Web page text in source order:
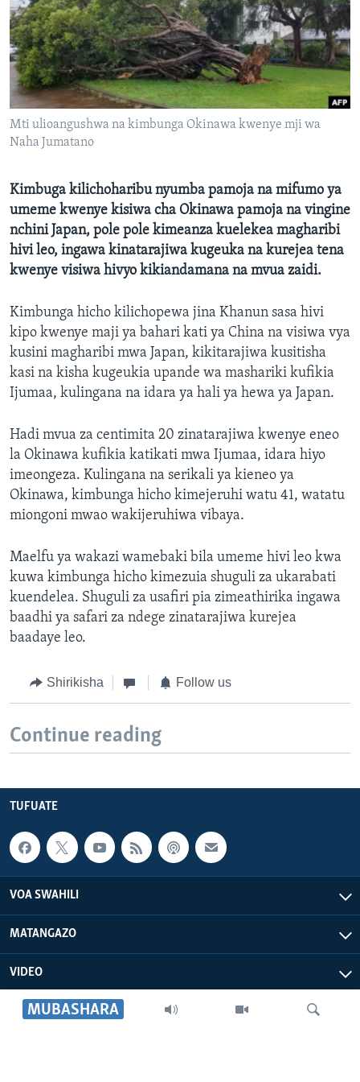
MUBASHARA
Mti ulioangushwa na kimbunga Okinawa kwenye mji wa
Naha Jumatano
Kimbuga kilichoharibu nyumba pamoja na mifumo ya
umeme kwenye kisiwa cha Okinawa pamoja na vingine
nchini Japan, pole pole kimeanza kuelekea magharibi
hivi leo, ingawa kinatarajiwa kugeuka na kurejea tena
kwenye visiwa hivyo kikiandamana na mvua zaidi.
Kimbunga hicho kilichopewa jina Khanun sasa hivi
kipo kwenye maji ya bahari kati ya China na visiwa vya
kusini magharibi mwa Japan, kikitarajiwa kusitisha
kasi na kisha kugeukia upande wa mashariki kufikia
Ijumaa, kulingana na idara ya hali ya hewa ya Japan.
Hadi mvua za centimita 20 zinatarajiwa kwenye eneo
la Okinawa kufikia katikati mwa Ijumaa, idara hiyo
imeongeza. Kulingana na serikali ya kieneo ya
Okinawa, kimbunga hicho kimejeruhi watu 41, watatu
miongoni mwao wakijeruhiwa vibaya.
Maelfu ya wakazi wamebaki bila umeme hivi leo kwa
kuwa kimbunga hicho kimezuia shuguli za ukarabati
kuendelea. Shuguli za usafiri pia zimeathirika ingawa
baadhi ya safari za ndege zinatarajiwa kurejea
baadaye leo.
Shirikisha Follow us
Continue reading
TUFUATE
VOA SWAHILI
MATANGAZO
VIDEO
VOA AFRICA